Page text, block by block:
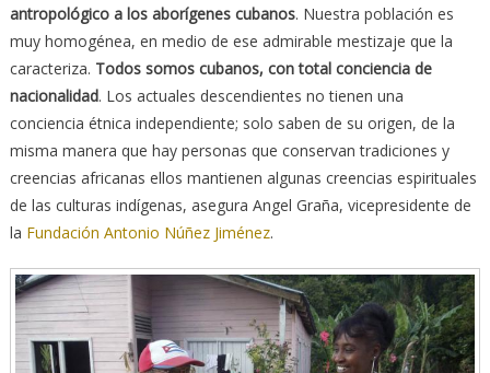
antropológico a los aborígenes cubanos. Nuestra población es
muy homogénea, en medio de ese admirable mestizaje que la
caracteriza. Todos somos cubanos, con total conciencia de
nacionalidad. Los actuales descendientes no tienen una
conciencia étnica independiente; solo saben de su origen, de la
misma manera que hay personas que conservan tradiciones y
creencias africanas ellos mantienen algunas creencias espirituales
de las culturas indígenas, asegura Angel Graña, vicepresidente de
la Fundación Antonio Núñez Jiménez.